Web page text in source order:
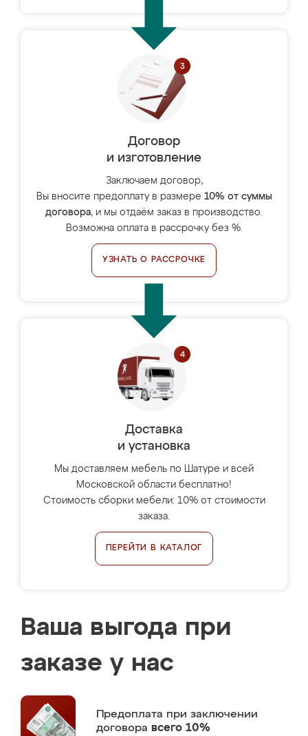
Договор
и изготовление
Заключаем договор,
Вы вносите предоплату в размере 10% от суммы
договора, и мы отдаём заказ в производство.
Возможна оплата в рассрочку без %.
УЗНАТЬ О РАССРОЧКЕ
Доставка
и установка
Мы доставляем мебель по Шатуре и всей
Московской области бесплатно!
Стоимость сборки мебели: 10% от стоимости
заказа.
ПЕРЕЙТИ В КАТАЛОГ
Ваша выгода при
заказе у нас
Предоплата при заключении
договора всего 10%